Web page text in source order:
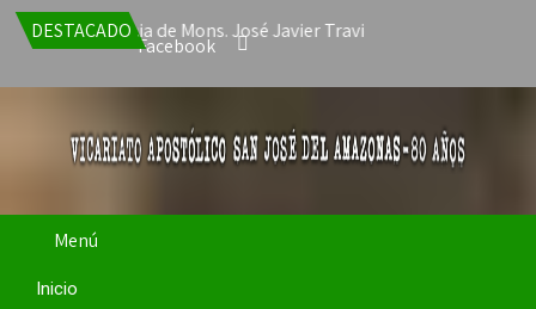
DESTACADO
la renuncia de Mons. José Javier Travieso como Vicario
Facebook
Menú
Inicio